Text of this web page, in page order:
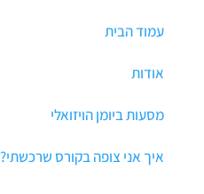
עמוד הבית
אודות
מסעות ביומן הויזואלי
איך אני צופה בקורס שרכשתי?